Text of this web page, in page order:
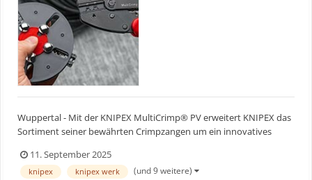
Wuppertal - Mit der KNIPEX MultiCrimp® PV erweitert KNIPEX das
Sortiment seiner bewährten Crimpzangen um ein innovatives
Branche entwickelt wurde. Dieses Werkzeug kombiniert maximale
Flexibilität mit präziser Crimpqualität und überzeugt...
11. September 2025
knipex knipex werk (und 9 weitere)